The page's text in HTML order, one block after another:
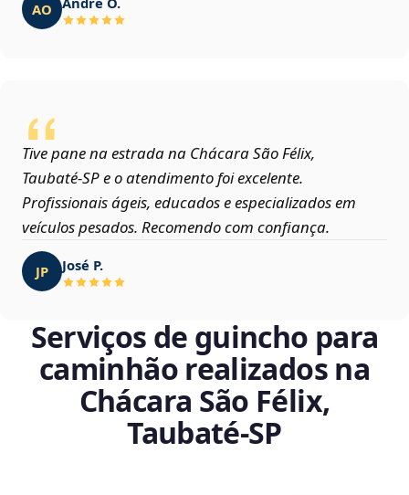
AO
Tive pane na estrada na Chácara São Félix,
Taubaté‑SP e o atendimento foi excelente.
Profissionais ágeis, educados e especializados em
veículos pesados. Recomendo com confiança.
JP José P.
Serviços de guincho para
caminhão realizados na
Chácara São Félix,
Taubaté‑SP